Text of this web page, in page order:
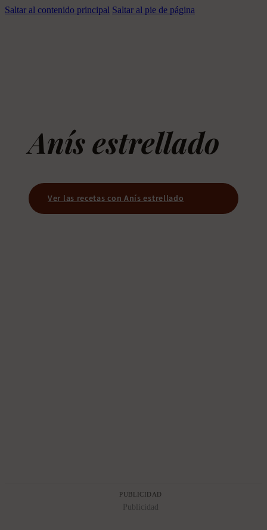
Saltar al contenido principal Saltar al pie de página
Anís estrellado
Ver las recetas con Anís estrellado
PUBLICIDAD
Publicidad